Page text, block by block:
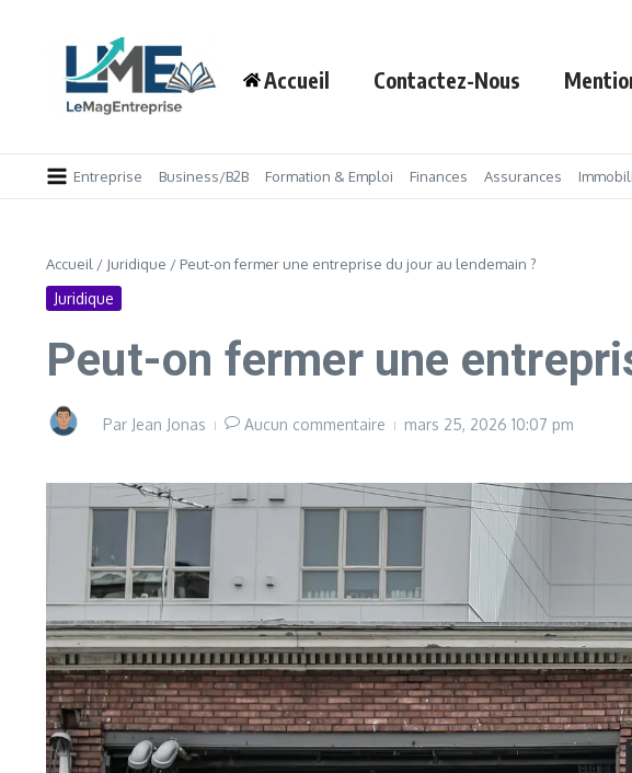
Accueil Contactez-Nous
Entreprise Business/B2B Formation & Emploi Finances Assurances
Accueil / Juridique / Peut-on fermer une entreprise du jour au lendemain ?
Juridique
Peut-on fermer une
Par Jean Jonas Aucun commentaire mars 25, 2026 10:07 pm